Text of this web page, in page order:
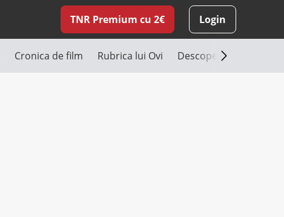
TNR Premium cu 2€ Login
Cronica de film Rubrica lui Ovi Descoperă România